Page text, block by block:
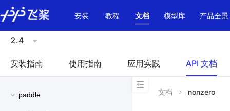
\u200E
安装
教程 文档 模型库 产品全景
2.4
安装指南 使用指南 应用实践 API 文档
paddle 文档 nonzero